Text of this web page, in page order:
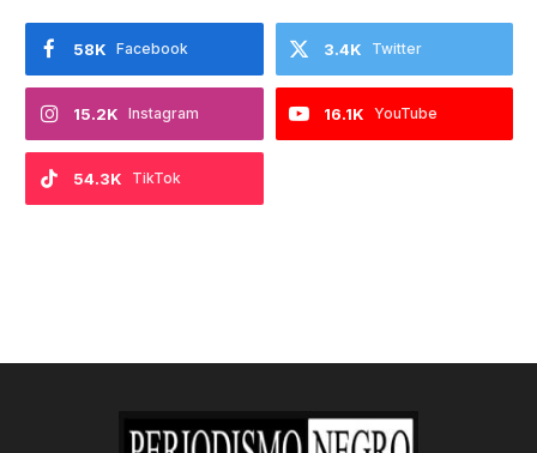
Facebook
58K Twitter
3.4K
Instagram
15.2K YouTube
16.1K
TikTok
54.3K